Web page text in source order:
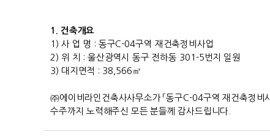
1. 건축개요
1) 사 업 명 : 동구C-04구역 재건축정비사업
2) 위 치 :울산광역시 동구 전하동 301-5 번지 일원
3) 대지면적 : 38,566 ㎡
㈜에이비라인건축사사무소가「동구C-04구역 재건축정비
수주까지 노력해주신 모든 분들께 감사드립니다